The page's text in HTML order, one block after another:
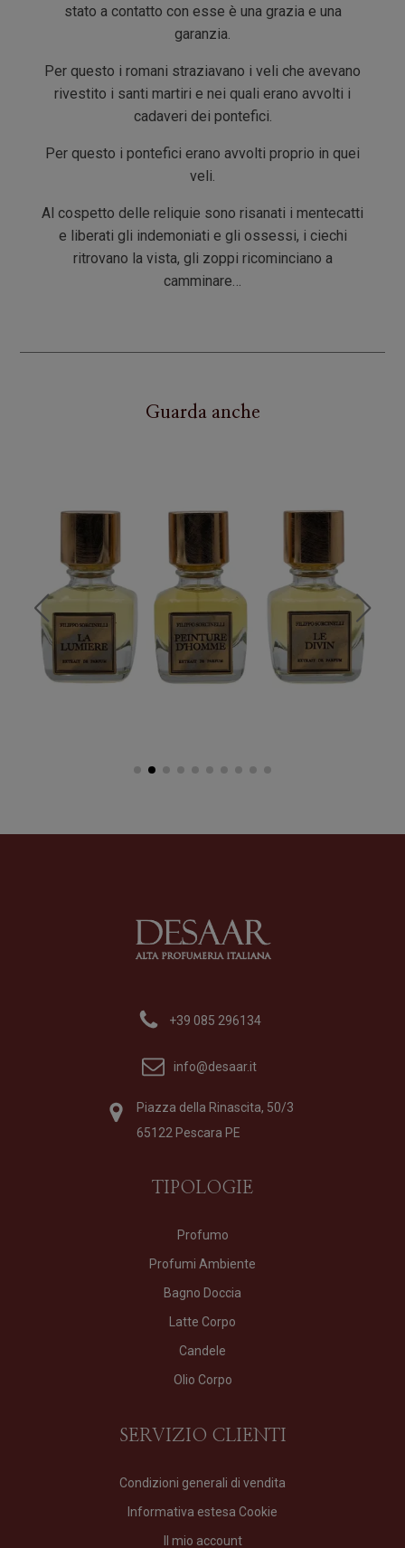
stato a contatto con esse è una grazia e una
garanzia.
Per questo i romani straziavano i veli che avevano
rivestito i santi martiri e nei quali erano avvolti i
cadaveri dei pontefici.
Per questo i pontefici erano avvolti proprio in quei
veli.
Al cospetto delle reliquie sono risanati i mentecatti
e liberati gli indemoniati e gli ossessi, i ciechi
ritrovano la vista, gli zoppi ricominciano a
camminare…
Guarda anche
+39 085 296134
info@desaar.it
Piazza della Rinascita, 50/3
65122 Pescara PE
TIPOLOGIE
Profumo
Profumi Ambiente
Bagno Doccia
Latte Corpo
Candele
Olio Corpo
SERVIZIO CLIENTI
Condizioni generali di vendita
Informativa estesa Cookie
Il mio account